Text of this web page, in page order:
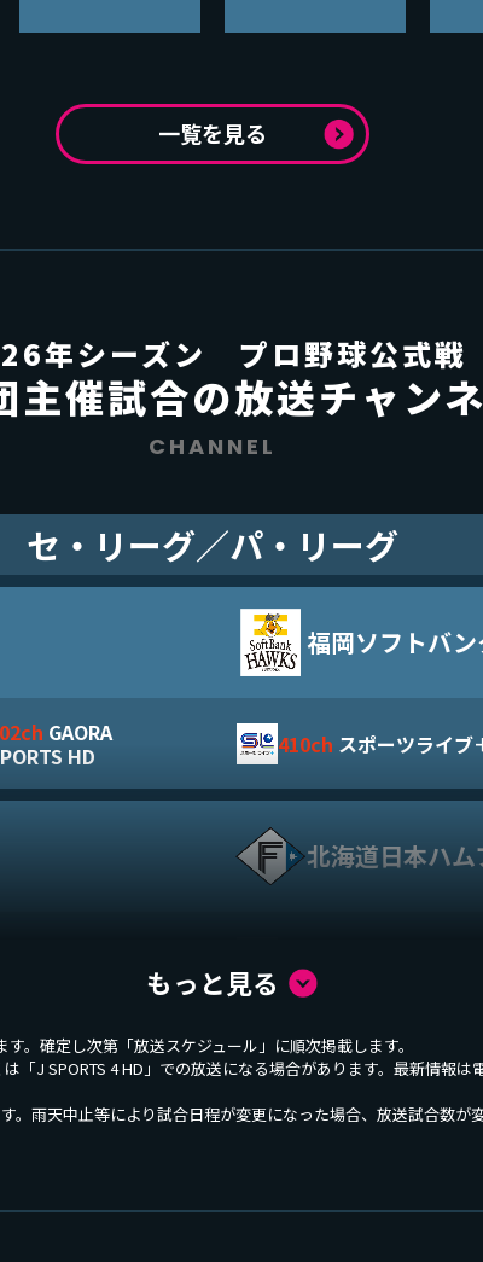
一覧を見る
年シーズン プロ野球公式戦
主催試合の放送チャン
CHANNEL
セ・リーグ／パ・リーグ
GAORA
HD
福岡ソフトバ
410ch スポーツライブ
北海道日本ハ
オリックス・
もっと見る
。確定し次第「放送スケジュール」に順次掲載します。
「J SPORTS 4 HD」での放送になる場合があります。最新情報
雨天中止等により試合日程が変更になった場合、放送試合数が